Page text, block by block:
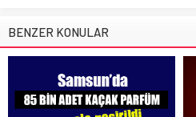
BENZER KONULAR